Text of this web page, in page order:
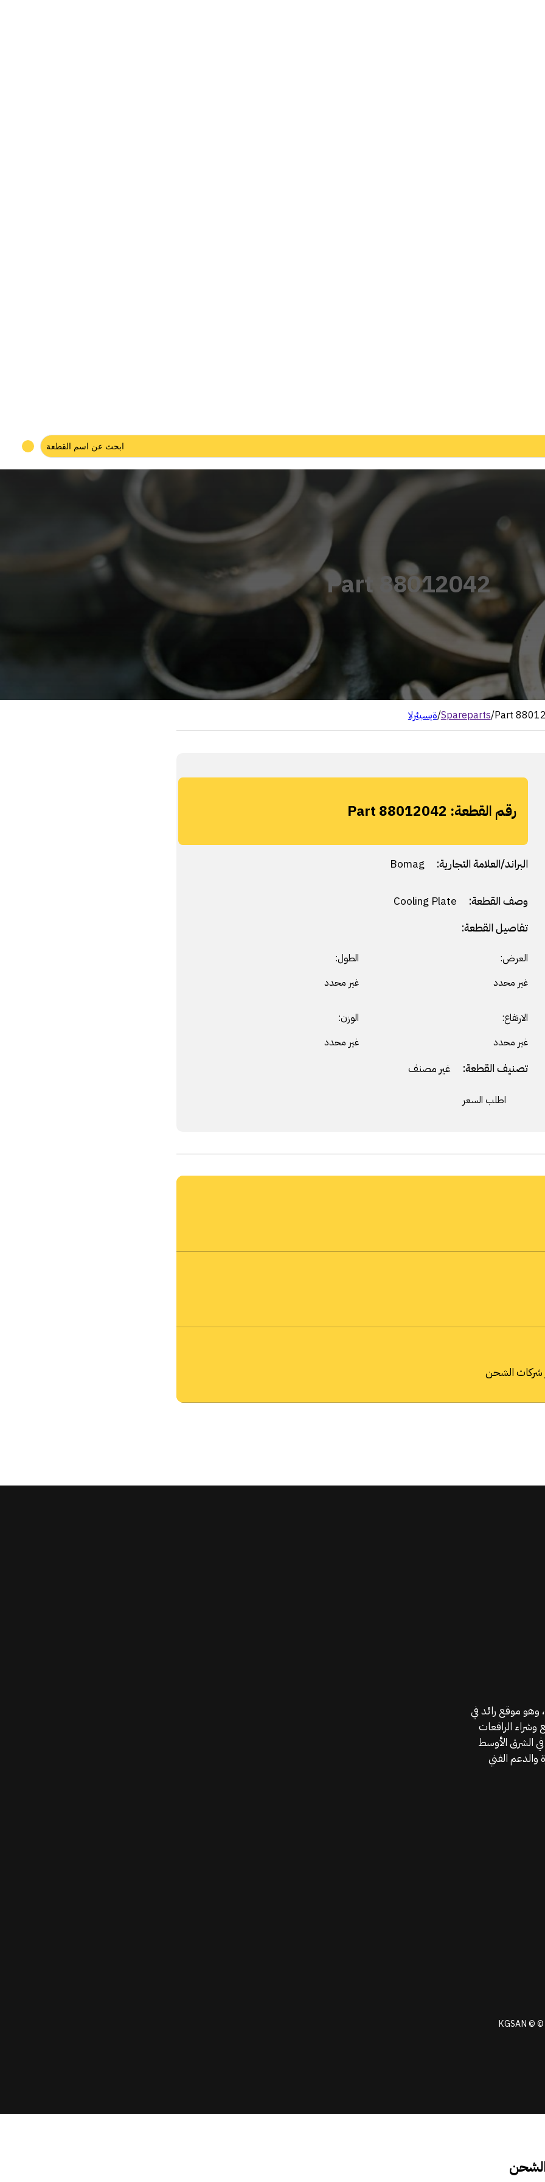
Part 88012042
الرئيسية/Spareparts/Part
رقم القطعة: Part 88012042
البراند/العلامة التجارية: Bomag
وصف القطعة:
تفاصيل القطعة:
العرض:
غير محدد
الطول:
غير محدد
الارتفاع:
غير محدد
الوزن:
غير محدد
تصنيف القطعة: غير مصنف
اطلب السعر
موقع قطع الغيار KGSAN وهو أحد اعمال شركة MAHALLAK، وهو موقع رائد في
وشراء الرافعات
الشرق الأوسط
الفني
KGSAN ©